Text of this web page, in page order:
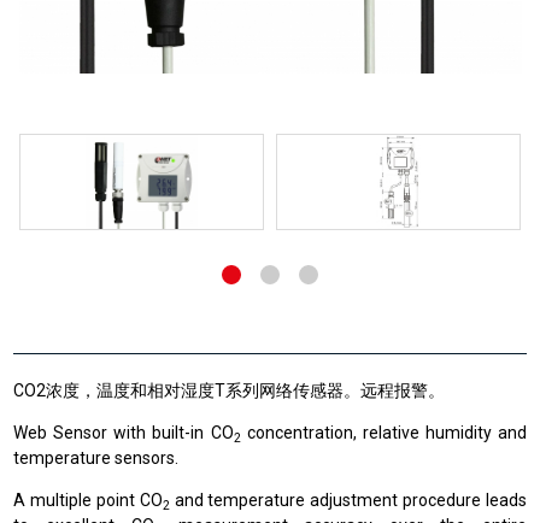
CO2浓度，温度和相对湿度T系列网络传感器。远程报警。
Web Sensor with built-in CO2 concentration, relative humidity and
temperature sensors.
A multiple point CO2 and temperature adjustment procedure leads